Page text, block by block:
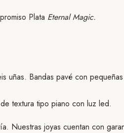
Plata Eternal Magic.
uñas. Bandas pavé con
textura tipo piano con luz led.
Nuestras joyas cuentan con